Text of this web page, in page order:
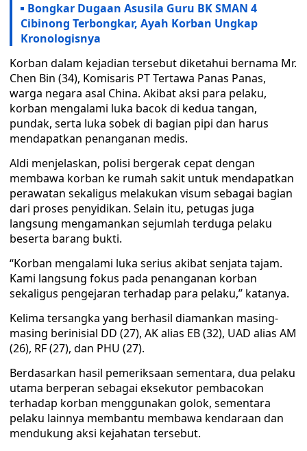
Bongkar Dugaan Asusila Guru BK SMAN 4
Cibinong Terbongkar, Ayah Korban Ungkap
Kronologisnya
Korban dalam kejadian tersebut diketahui bernama Mr.
Chen Bin (34), Komisaris PT Tertawa Panas Panas,
warga negara asal China. Akibat aksi para pelaku,
korban mengalami luka bacok di kedua tangan,
pundak, serta luka sobek di bagian pipi dan harus
mendapatkan penanganan medis.
Aldi menjelaskan, polisi bergerak cepat dengan
membawa korban ke rumah sakit untuk mendapatkan
perawatan sekaligus melakukan visum sebagai bagian
dari proses penyidikan. Selain itu, petugas juga
langsung mengamankan sejumlah terduga pelaku
beserta barang bukti.
“Korban mengalami luka serius akibat senjata tajam.
Kami langsung fokus pada penanganan korban
sekaligus pengejaran terhadap para pelaku,” katanya.
Kelima tersangka yang berhasil diamankan masing-
masing berinisial DD (27), AK alias EB (32), UAD alias AM
(26), RF (27), dan PHU (27).
Berdasarkan hasil pemeriksaan sementara, dua pelaku
utama berperan sebagai eksekutor pembacokan
terhadap korban menggunakan golok, sementara
pelaku lainnya membantu membawa kendaraan dan
mendukung aksi kejahatan tersebut.